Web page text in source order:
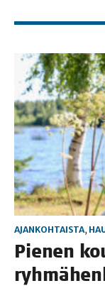
AJANKOHTAISTA,
Pie­nen